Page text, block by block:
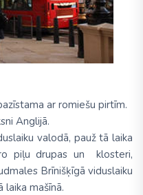
ar romiešu pirtīm.
Anglijā.
valodā, pauž tā laika
piļu drupas un klosteri,
Brīnišķīgā viduslaiku
mašīnā.